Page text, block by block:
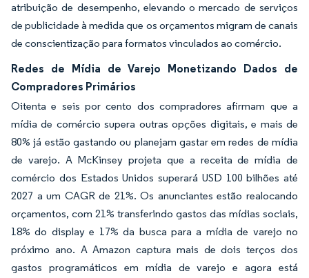
atribuição de desempenho, elevando o mercado de serviços
de publicidade à medida que os orçamentos migram de canais
de conscientização para formatos vinculados ao comércio.
Redes de Mídia de Varejo Monetizando Dados de
Compradores Primários
Oitenta e seis por cento dos compradores afirmam que a
mídia de comércio supera outras opções digitais, e mais de
80% já estão gastando ou planejam gastar em redes de mídia
de varejo. A McKinsey projeta que a receita de mídia de
comércio dos Estados Unidos superará USD 100 bilhões até
2027 a um CAGR de 21%. Os anunciantes estão realocando
orçamentos, com 21% transferindo gastos das mídias sociais,
18% do display e 17% da busca para a mídia de varejo no
próximo ano. A Amazon captura mais de dois terços dos
gastos programáticos em mídia de varejo e agora está